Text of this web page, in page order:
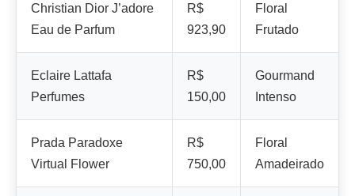
Christian Dior J’adore
Eau de Parfum
R$
923,90
Floral
Frutado
Eclaire Lattafa
Perfumes
R$
150,00
Gourmand
Intenso
Prada Paradoxe
Virtual Flower
R$
750,00
Floral
Amadeirado